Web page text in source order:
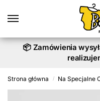
📦 Zamówienia
Strona główna / Na Specjalne